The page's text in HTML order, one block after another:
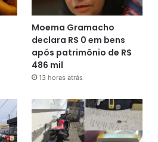
Moema Gramacho
declara R$ 0 em bens
após patrimônio de R$
486 mil
13 horas atrás